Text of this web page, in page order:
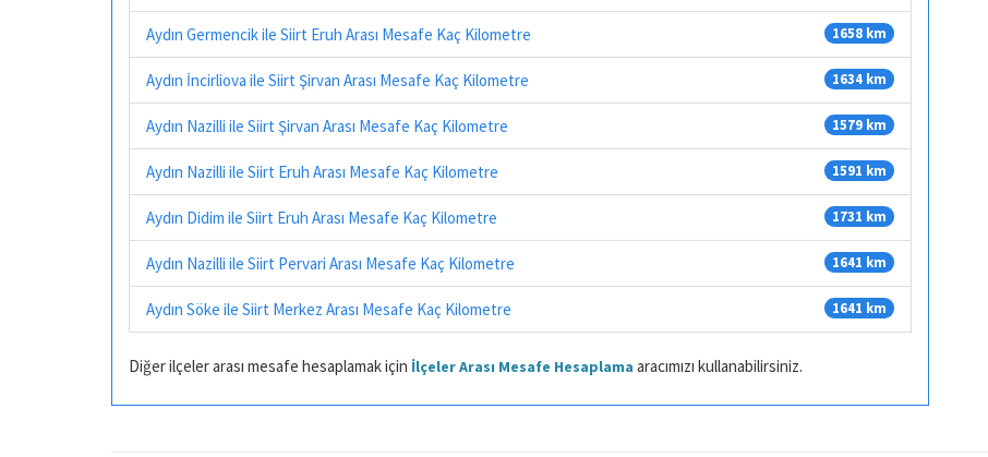
Aydın Germencik ile Siirt Eruh Arası Mesafe Kaç Kilometre 1658 km
Aydın İncirliova ile Siirt Şirvan Arası Mesafe Kaç Kilometre 1634 km
Aydın Nazilli ile Siirt Şirvan Arası Mesafe Kaç Kilometre 1579 km
Aydın Nazilli ile Siirt Eruh Arası Mesafe Kaç Kilometre 1591 km
Aydın Didim ile Siirt Eruh Arası Mesafe Kaç Kilometre 1731 km
Aydın Nazilli ile Siirt Pervari Arası Mesafe Kaç Kilometre 1641 km
Aydın Söke ile Siirt Merkez Arası Mesafe Kaç Kilometre 1641 km
Diğer ilçeler arası mesafe hesaplamak için İlçeler Arası Mesafe Hesaplama aracımızı kullanabilirsiniz.